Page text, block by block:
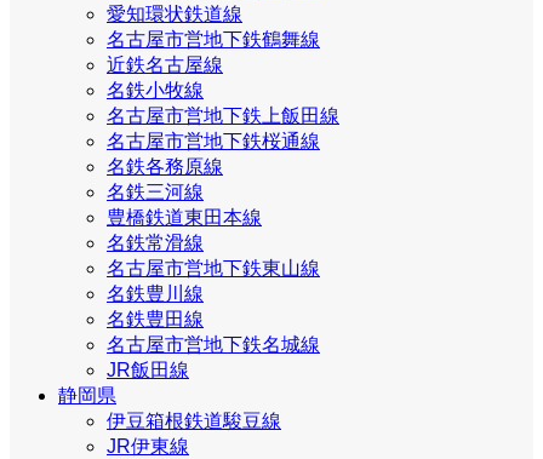
愛知環状鉄道線
名古屋市営地下鉄鶴舞線
近鉄名古屋線
名鉄小牧線
名古屋市営地下鉄上飯田線
名古屋市営地下鉄桜通線
名鉄各務原線
名鉄三河線
豊橋鉄道東田本線
名鉄常滑線
名古屋市営地下鉄東山線
名鉄豊川線
名鉄豊田線
名古屋市営地下鉄名城線
JR飯田線
静岡県
伊豆箱根鉄道駿豆線
JR伊東線